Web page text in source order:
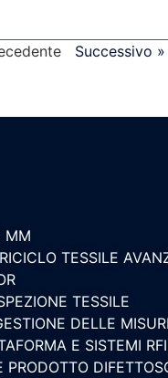
Successivo »
MM
TESSILE
TESSILE
DELLE
E SISTEMI
PRODOTTO